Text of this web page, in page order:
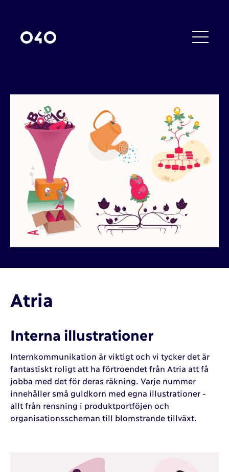
Atria
Interna illustrationer
Internkommunikation är viktigt och vi tycker det är
fantastiskt roligt att ha förtroendet från Atria att få
jobba med det för deras räkning. Varje nummer
innehåller små guldkorn med egna illustrationer -
allt från rensning i produktportföjen och
organisationsscheman till blomstrande tillväxt.